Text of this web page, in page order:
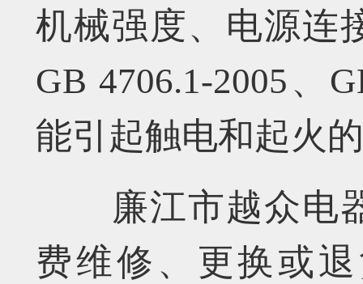
机械强度、电源连
GB 4706.1-2005、
能引起触电和起火
廉江市越众电器
费维修、更换或